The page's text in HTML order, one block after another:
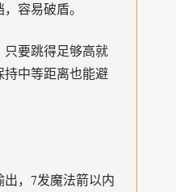
容易破盾。
要跳得足够高就
持中等距离也能避
，7发魔法箭以内